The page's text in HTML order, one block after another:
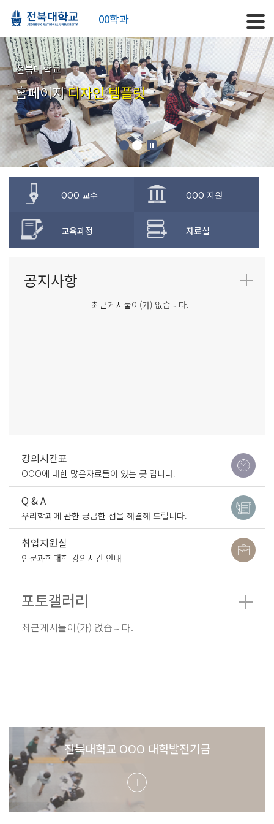
00학과
전북대학교
홈페이지디자인 템플릿
OOO 교수 OOO 지원
교육과정 자료실
최근게시물이(가) 없습니다.
강의시간표
OOO에 대한 많은자료들이 있는 곳 입니다.
Q & A
우리학과에 관한 궁금한 점을 해결해 드립니다.
취업지원실
인문과학대학 강의시간 안내
포토갤러리
최근게시물이(가) 없습니다.
전북대학교 OOO 대학발전기금